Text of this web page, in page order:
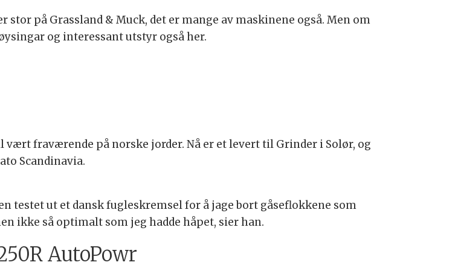
stor på Grassland & Muck, det er mange av maskinene også. Men om
og interessant utstyr også her.
fraværende på norske jorder. Nå er et levert til Grinder i Solør, og
Scandinavia.
testet ut et dansk fugleskremsel for å jage bort gåseflokkene som
ikke så optimalt som jeg hadde håpet, sier han.
AutoPowr